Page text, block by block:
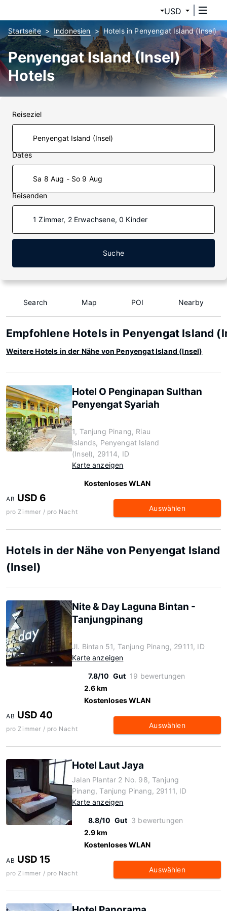
USD
Startseite Indonesien Hotels in Penyengat Island (Insel)
Penyengat Island (Insel)
Hotels
Reiseziel
Dates
Sa 8 Aug - So 9 Aug
Reisenden
1 Zimmer, 2 Erwachsene, 0 Kinder
Suche
Search Map POI Nearby
Empfohlene Hotels in Penyengat Island
Weitere Hotels in der Nähe von Penyengat Island (Insel)
Hotel O Penginapan Sulthan
Penyengat Syariah
1, Tanjung Pinang, Riau
Islands, Penyengat Island
(Insel), 29114, ID
Karte anzeigen
Kostenloses WLAN
AB USD 6
pro Zimmer / pro Nacht Auswählen
Hotels in der Nähe von Penyengat Island
(Insel)
Nite & Day Laguna Bintan -
Tanjungpinang
Jl. Bintan 51, Tanjung Pinang, 29111, ID
Karte anzeigen
7.8/10 Gut 19 bewertungen
2.6 km
Kostenloses WLAN
AB USD 40
pro Zimmer / pro Nacht Auswählen
Hotel Laut Jaya
Jalan Plantar 2 No. 98, Tanjung
Pinang, Tanjung Pinang, 29111, ID
Karte anzeigen
8.8/10 Gut 3 bewertungen
2.9 km
Kostenloses WLAN
AB USD 15
pro Zimmer / pro Nacht Auswählen